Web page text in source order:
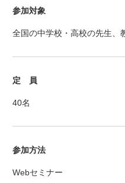
参加対象
全国の中学校・高校の先生、
定 員
40名
参加方法
Webセミナー